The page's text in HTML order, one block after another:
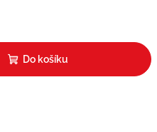
Do košíku